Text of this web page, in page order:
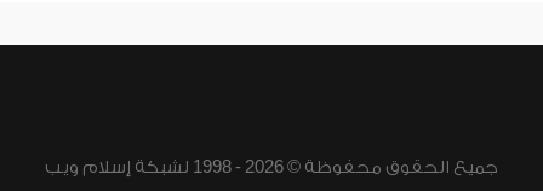
جميع الحقوق محفوظة © 2026 - 1998 لشبكة إسلام ويب